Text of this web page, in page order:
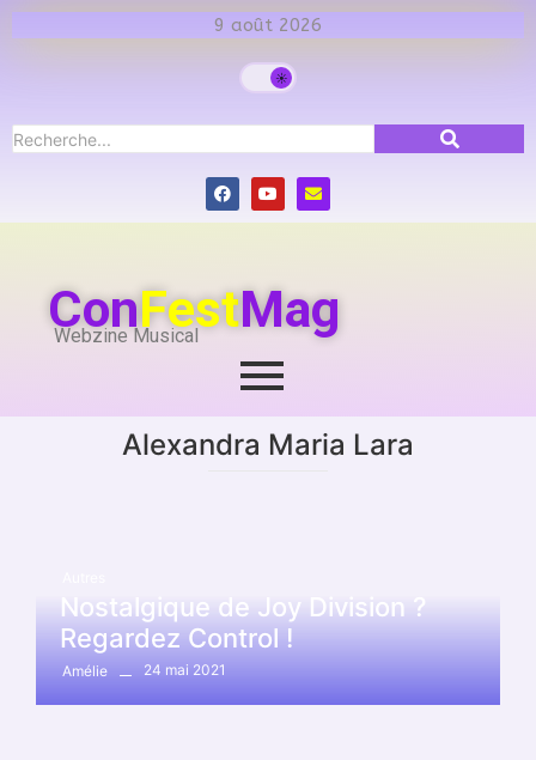
9 août 2026
ConFestMag
Webzine Musical
Alexandra Maria Lara
Nostalgique de Joy Division ?
Regardez Control !
Amélie 24 mai 2021